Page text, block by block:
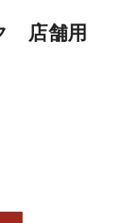
店舗用